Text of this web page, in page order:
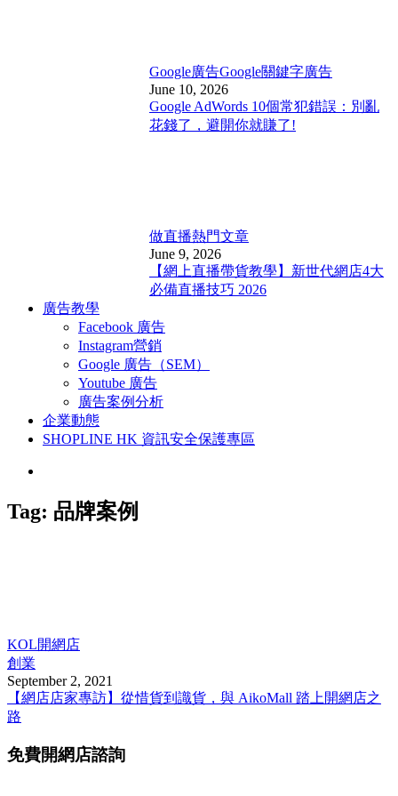
Google廣告Google關鍵字廣告
June 10, 2026
Google AdWords 10個常犯錯誤：別亂
花錢了，避開你就賺了!
做直播熱門文章
June 9, 2026
【網上直播帶貨教學】新世代網店4大
必備直播技巧 2026
廣告教學
Facebook 廣告
Instagram營銷
Google 廣告（SEM）
Youtube 廣告
廣告案例分析
企業動態
SHOPLINE HK 資訊安全保護專區
Tag: 品牌案例
KOL開網店
創業
September 2, 2021
【網店店家專訪】從惜貨到識貨，與 AikoMall 踏上開網店之
路
免費開網店諮詢